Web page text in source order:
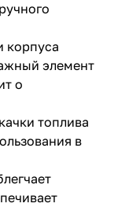
корпуса
элемент
о
топлива
в
в 2 недели